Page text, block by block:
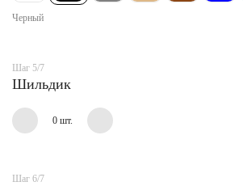
Черный
Шаг 5/7
Шильдик
0 шт.
Шаг 6/7